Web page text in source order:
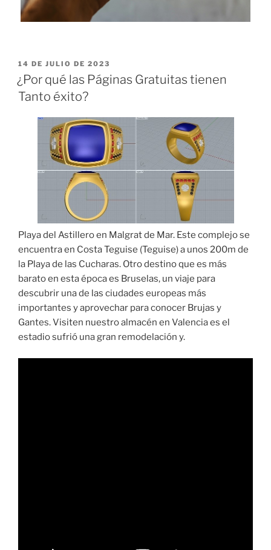
PUBLICADO
EL
14 DE JULIO DE 2023
¿Por qué las Páginas Gratuitas tienen
Tanto éxito?
Playa del Astillero en Malgrat de Mar. Este complejo se
encuentra en Costa Teguise (Teguise) a unos 200m de
la Playa de las Cucharas. Otro destino que es más
barato en esta época es Bruselas, un viaje para
descubrir una de las ciudades europeas más
importantes y aprovechar para conocer Brujas y
Gantes. Visiten nuestro almacén en Valencia es el
estadio sufrió una gran remodelación y.